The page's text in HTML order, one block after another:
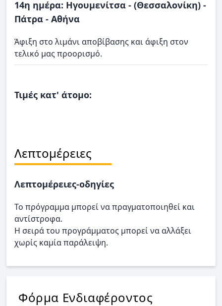
14η ημέρα: Ηγουμενίτσα - (Θεσσαλονίκη) -
Πάτρα - Αθήνα
Άφιξη στο λιμάνι αποβίβασης και άφιξη στον
τελικό μας προορισμό.
Τιμές κατ' άτομο:
Λεπτομέρειες
Λεπτομέρειες-οδηγίες
Το πρόγραμμα μπορεί να πραγματοποιηθεί και
αντίστροφα.
Η σειρά του προγράμματος μπορεί να αλλάξει
χωρίς καμία παράλειψη.
Φόρμα Ενδιαφέροντος